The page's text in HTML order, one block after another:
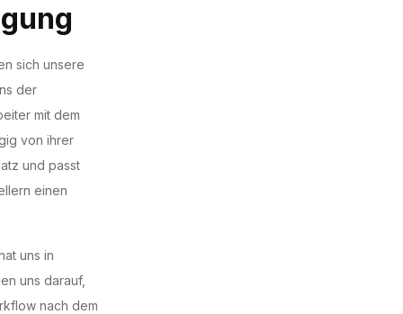
sich unsere
der
mit dem
von ihrer
und passt
einen
uns in
uns darauf,
nach dem